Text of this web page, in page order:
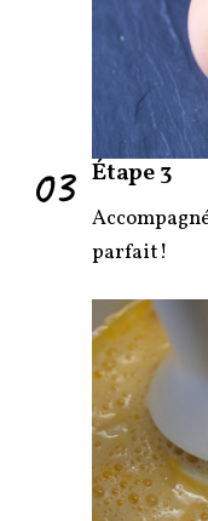
03 Étape 3
parfait!